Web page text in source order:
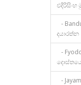
-
දයාරත්න
-
-